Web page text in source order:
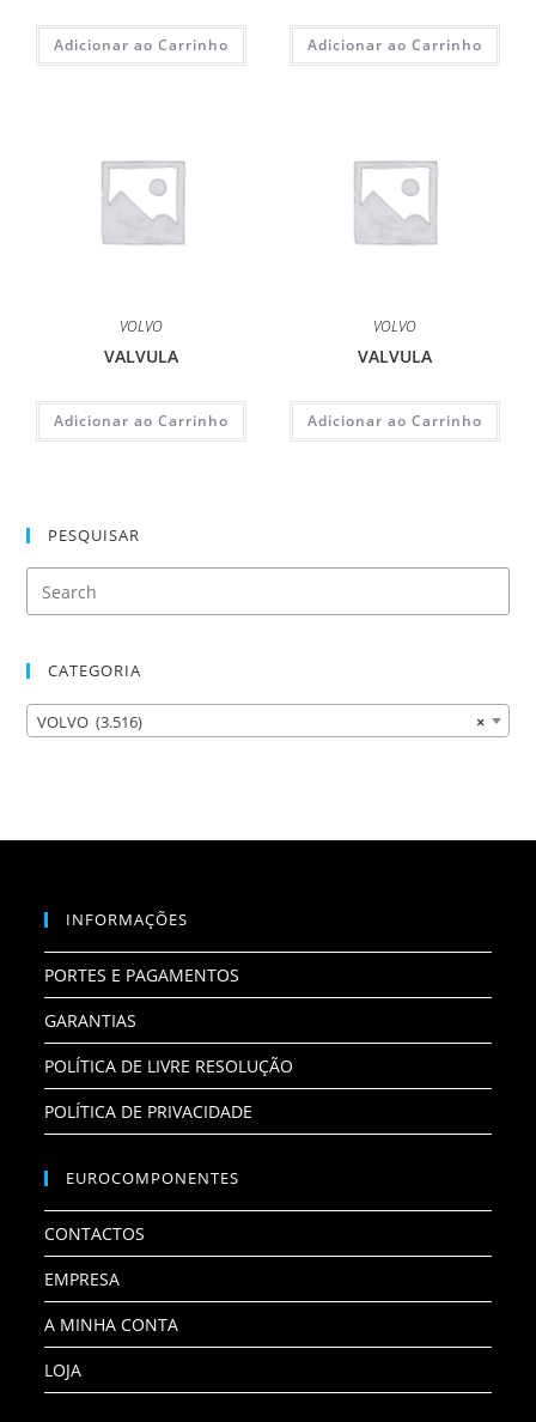
Adicionar ao Carrinho Adicionar ao Carrinho
VOLVO
VALVULA
Adicionar ao Carrinho
VOLVO
VALVULA
Adicionar ao Carrinho
PESQUISAR
CATEGORIA
×
VOLVO (3.516)
INFORMAÇÕES
PORTES E PAGAMENTOS
GARANTIAS
POLÍTICA DE LIVRE RESOLUÇÃO
POLÍTICA DE PRIVACIDADE
EUROCOMPONENTES
CONTACTOS
EMPRESA
A MINHA CONTA
LOJA